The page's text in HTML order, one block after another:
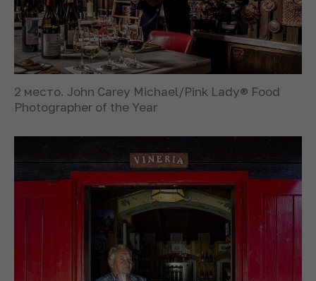
2 место. John Carey Michael/Pink Lady® Food
Photographer of the Year